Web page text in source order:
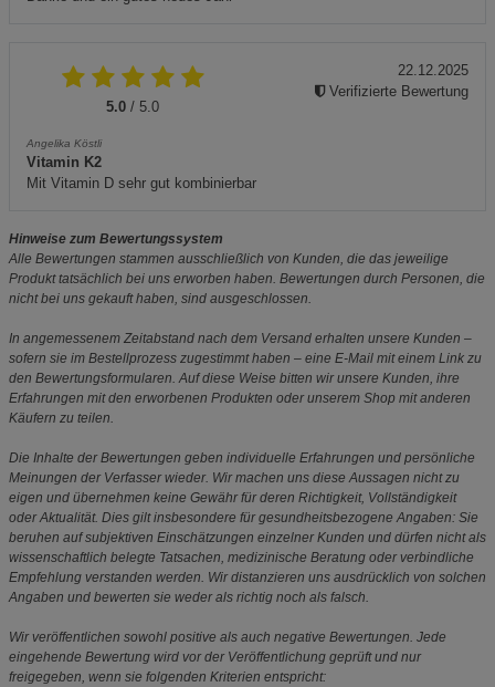
5.0 / 5.0
Angelika Köstli
Vitamin K2
Mit Vitamin D sehr gut kombinierbar
22.12.2025
Verifizierte Bewertung
Hinweise zum Bewertungssystem
Alle Bewertungen stammen ausschließlich von Kunden, die das jeweilige
Produkt tatsächlich bei uns erworben haben. Bewertungen durch Personen, die
nicht bei uns gekauft haben, sind ausgeschlossen.
In angemessenem Zeitabstand nach dem Versand erhalten unsere Kunden –
sofern sie im Bestellprozess zugestimmt haben – eine E-Mail mit einem Link zu
den Bewertungsformularen. Auf diese Weise bitten wir unsere Kunden, ihre
Erfahrungen mit den erworbenen Produkten oder unserem Shop mit anderen
Käufern zu teilen.
Die Inhalte der Bewertungen geben individuelle Erfahrungen und persönliche
Meinungen der Verfasser wieder. Wir machen uns diese Aussagen nicht zu
eigen und übernehmen keine Gewähr für deren Richtigkeit, Vollständigkeit
oder Aktualität. Dies gilt insbesondere für gesundheitsbezogene Angaben: Sie
beruhen auf subjektiven Einschätzungen einzelner Kunden und dürfen nicht als
wissenschaftlich belegte Tatsachen, medizinische Beratung oder verbindliche
Empfehlung verstanden werden. Wir distanzieren uns ausdrücklich von solchen
Angaben und bewerten sie weder als richtig noch als falsch.
Wir veröffentlichen sowohl positive als auch negative Bewertungen. Jede
eingehende Bewertung wird vor der Veröffentlichung geprüft und nur
freigegeben, wenn sie folgenden Kriterien entspricht: